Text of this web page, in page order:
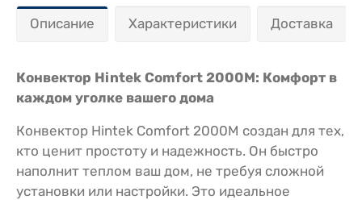
Описание Характеристики Доставка
Конвектор Hintek Comfort 2000M: Комфорт в
каждом уголке вашего дома
Конвектор Hintek Comfort 2000M создан для тех,
кто ценит простоту и надежность. Он быстро
наполнит теплом ваш дом, не требуя сложной
установки или настройки. Это идеальное